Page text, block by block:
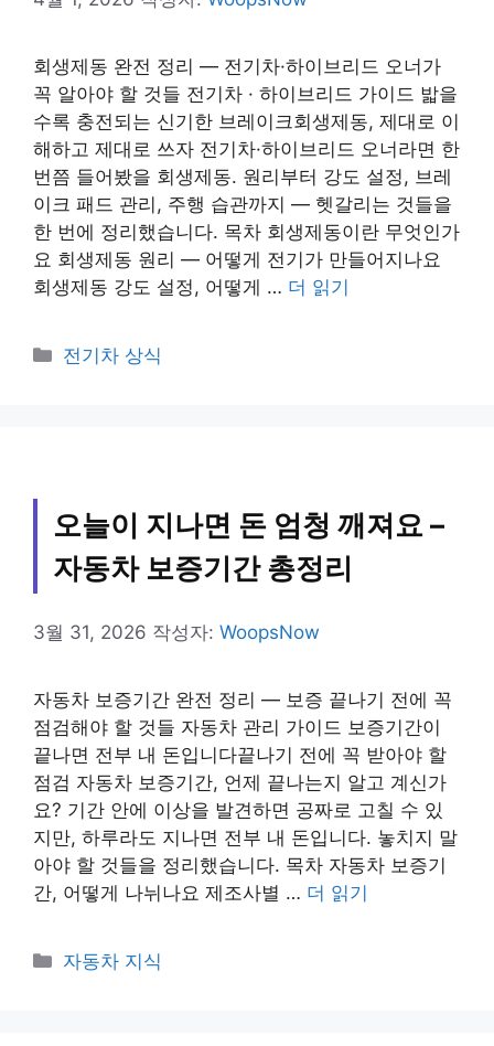
회생제동 완전 정리 — 전기차·하이브리드 오너가
꼭 알아야 할 것들 전기차 · 하이브리드 가이드 밟을
수록 충전되는 신기한 브레이크회생제동, 제대로 이
해하고 제대로 쓰자 전기차·하이브리드 오너라면 한
번쯤 들어봤을 회생제동. 원리부터 강도 설정, 브레
이크 패드 관리, 주행 습관까지 — 헷갈리는 것들을
한 번에 정리했습니다. 목차 회생제동이란 무엇인가
요 회생제동 원리 — 어떻게 전기가 만들어지나요
회생제동 강도 설정, 어떻게 … 더 읽기
카
전기차 상식
오늘이 지나면 돈 엄청 깨져요 –
자동차 보증기간 총정리
3월 31, 2026 작성자: WoopsNow
자동차 보증기간 완전 정리 — 보증 끝나기 전에 꼭
점검해야 할 것들 자동차 관리 가이드 보증기간이
끝나면 전부 내 돈입니다끝나기 전에 꼭 받아야 할
점검 자동차 보증기간, 언제 끝나는지 알고 계신가
요? 기간 안에 이상을 발견하면 공짜로 고칠 수 있
지만, 하루라도 지나면 전부 내 돈입니다. 놓치지 말
아야 할 것들을 정리했습니다. 목차 자동차 보증기
간, 어떻게 나뉘나요 제조사별 … 더 읽기
카
자동차 지식